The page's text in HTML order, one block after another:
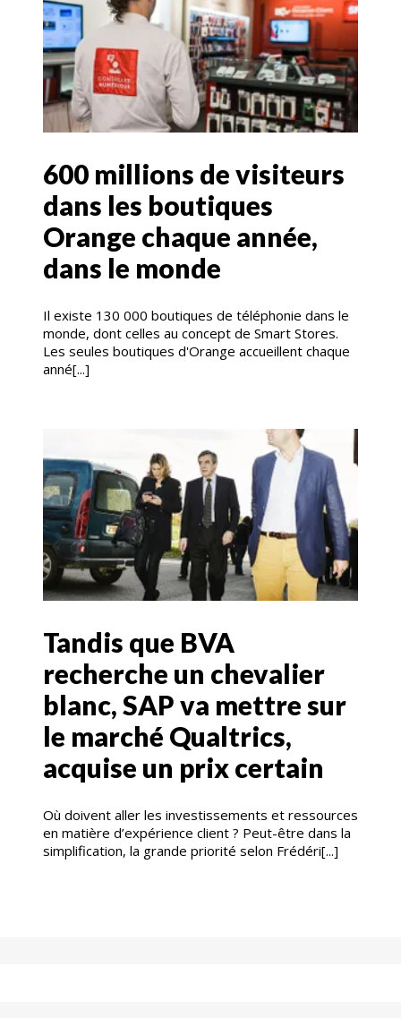
600 millions de visiteurs
dans les boutiques
Orange chaque année,
dans le monde
Il existe 130 000 boutiques de téléphonie dans le
monde, dont celles au concept de Smart Stores.
Les seules boutiques d'Orange accueillent chaque
anné[...]
Tandis que BVA
recherche un chevalier
blanc, SAP va mettre sur
le marché Qualtrics,
acquise un prix certain
Où doivent aller les investissements et ressources
en matière d’expérience client ? Peut-être dans la
simplification, la grande priorité selon Frédéri[...]